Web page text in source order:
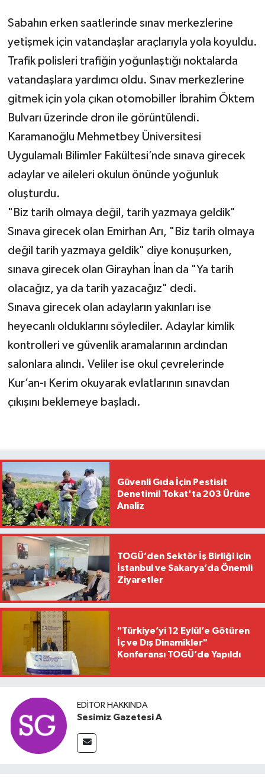
Sabahın erken saatlerinde sınav merkezlerine
yetişmek için vatandaşlar araçlarıyla yola koyuldu.
Trafik polisleri trafiğin yoğunlaştığı noktalarda
vatandaşlara yardımcı oldu. Sınav merkezlerine
gitmek için yola çıkan otomobiller İbrahim Öktem
Bulvarı üzerinde dron ile görüntülendi.
Karamanoğlu Mehmetbey Üniversitesi
Uygulamalı Bilimler Fakültesi’nde sınava girecek
adaylar ve aileleri okulun önünde yoğunluk
oluşturdu.
"Biz tarih olmaya değil, tarih yazmaya geldik"
Sınava girecek olan Emirhan Arı, "Biz tarih olmaya
değil tarih yazmaya geldik" diye konuşurken,
sınava girecek olan Girayhan İnan da "Ya tarih
olacağız, ya da tarih yazacağız" dedi.
Sınava girecek olan adayların yakınları ise
heyecanlı olduklarını söylediler. Adaylar kimlik
kontrolleri ve güvenlik aramalarının ardından
salonlara alındı. Veliler ise okul çevrelerinde
Kur’an-ı Kerim okuyarak evlatlarının sınavdan
çıkışını beklemeye başladı.
Güvenli Gıda İçin Pestisit
Denetimi! Tokat'ta 203 Ürüne
Analiz
TOGÜ’den Sektör İş Birliği için
İstanbul ve Sakarya’da Önemli
Ziyaretler
"Türkiye’yi 12 Eylül’e Götüren
İç ve Dış Dinamikler"
Konferansı TOGÜ’de Yapıldı
EDITÖR HAKKINDA
Sesimiz Gazetesi A